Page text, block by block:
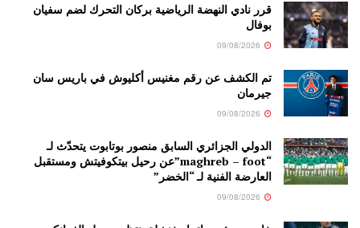
قرر نادي النهضة الرياضية بركان التحرك لضم سفيان
بوفال
تم الكشف عن رقم مغنيس أكليوش في باريس سان
جيرمان
الدولي الجزائري السابق منصور بوتابوت يتحدّث لـ
“maghreb – foot”عن رحيل بيتكوفيتش ومستقبل
العارضة الفنية لـ “الخضر”